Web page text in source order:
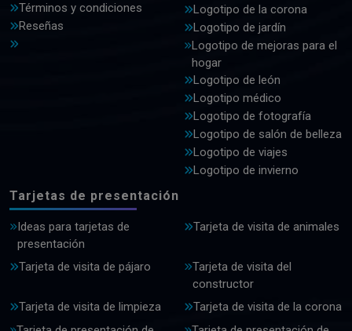
Términos y condiciones
Reseñas
Logotipo de la corona
Logotipo de jardín
Logotipo de mejoras para el
hogar
Logotipo de león
Logotipo médico
Logotipo de fotografía
Logotipo de salón de belleza
Logotipo de viajes
Logotipo de invierno
Tarjetas de presentación
Ideas para tarjetas de
presentación
Tarjeta de visita de animales
Tarjeta de visita de pájaro
Tarjeta de visita del
constructor
Tarjeta de visita de limpieza
Tarjeta de visita de la corona